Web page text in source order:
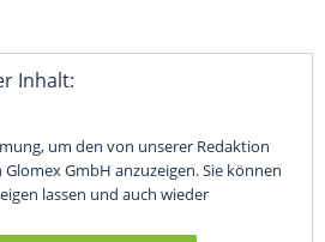
Inhalt:
um den von unserer Redaktion
GmbH anzuzeigen. Sie können
lassen und auch wieder